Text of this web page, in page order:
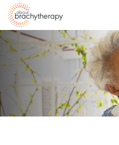
Skip to content